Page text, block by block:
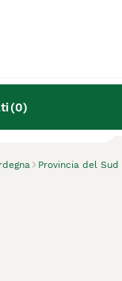
(0)
Provincia del Sud
di Wolfspitz,